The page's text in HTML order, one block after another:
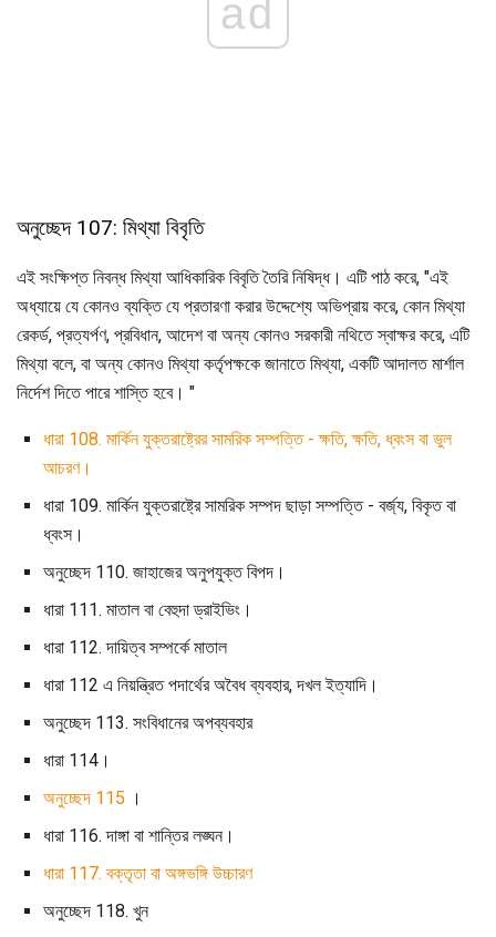
ad
অনুচ্ছেদ 107: মিথ্যা বিবৃতি
এই সংক্ষিপ্ত নিবন্ধ মিথ্যা আধিকারিক বিবৃতি তৈরি নিষিদ্ধ। এটি পাঠ করে, "এই
অধ্যায়ে যে কোনও ব্যক্তি যে প্রতারণা করার উদ্দেশ্যে অভিপ্রায় করে, কোন মিথ্যা
রেকর্ড, প্রত্যর্পণ, প্রবিধান, আদেশ বা অন্য কোনও সরকারী নথিতে স্বাক্ষর করে, এটি
মিথ্যা বলে, বা অন্য কোনও মিথ্যা কর্তৃপক্ষকে জানাতে মিথ্যা, একটি আদালত মার্শাল
নির্দেশ দিতে পারে শাস্তি হবে। "
ধারা 108. মার্কিন যুক্তরাষ্ট্রের সামরিক সম্পত্তি - ক্ষতি, ক্ষতি, ধ্বংস বা ভুল
আচরণ।
ধারা 109. মার্কিন যুক্তরাষ্ট্রে সামরিক সম্পদ ছাড়া সম্পত্তি - বর্জ্য, বিকৃত বা
ধ্বংস।
অনুচ্ছেদ 110. জাহাজের অনুপযুক্ত বিপদ।
ধারা 111. মাতাল বা বেহুদা ড্রাইভিং।
ধারা 112. দায়িত্ব সম্পর্কে মাতাল
ধারা 112 এ নিয়ন্ত্রিত পদার্থের অবৈধ ব্যবহার, দখল ইত্যাদি।
অনুচ্ছেদ 113. সংবিধানের অপব্যবহার
ধারা 114।
অনুচ্ছেদ 115 ।
ধারা 116. দাঙ্গা বা শান্তির লঙ্ঘন।
ধারা 117. বক্তৃতা বা অঙ্গভঙ্গি উচ্চারণ
অনুচ্ছেদ 118. খুন